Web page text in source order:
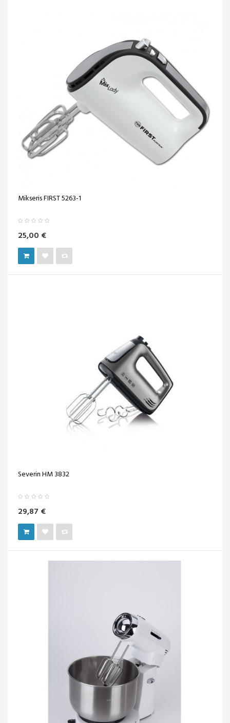
Mikseris FIRST 5263-1
25,00 €
Severin HM 3832
29,87 €